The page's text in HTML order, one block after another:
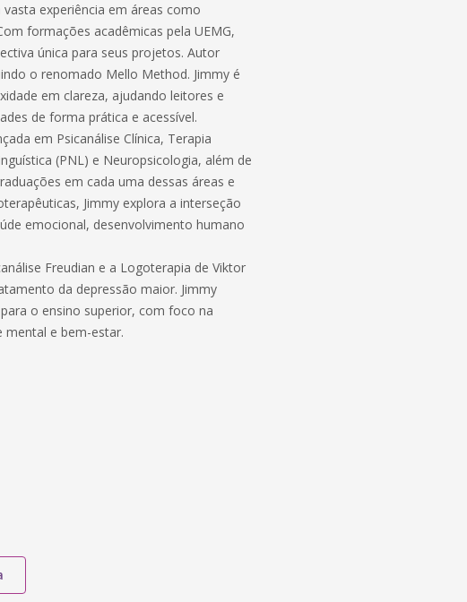
experiência em áreas como
formações acadêmicas pela UEMG,
única para seus projetos. Autor
o renomado Mello Method. Jimmy é
em clareza, ajudando leitores e
de forma prática e acessível.
em Psicanálise Clínica, Terapia
(PNL) e Neuropsicologia, além de
em cada uma dessas áreas e
Jimmy explora a interseção
emocional, desenvolvimento humano
Freudian e a Logoterapia de Viktor
da depressão maior. Jimmy
o ensino superior, com foco na
mental e bem-estar.